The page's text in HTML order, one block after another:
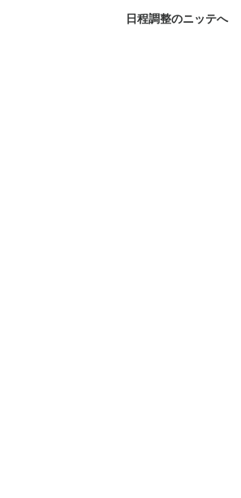
日程調整のニッテへ